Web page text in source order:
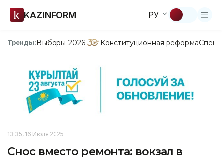
KAZINFORM РУ
Тренды:Выборы-2026 Конституционная реформа
13:35, 16 Июля 2025
Снос вместо ремонта: вокзал в